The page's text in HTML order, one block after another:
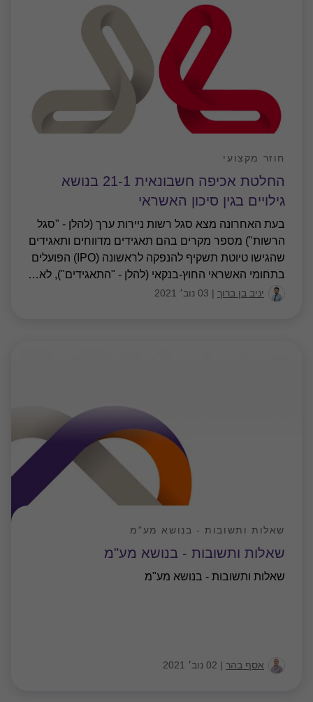
החלטת אכיפה חשבונאית 21-1 בנושא
גילויים בגין סיכון האשראי
חוזר מקצועי
בעת האחרונה מצא סגל רשות ניירות ערך (להלן - "סגל
הרשות") מספר מקרים בהם תאגידים מדווחים ותאגידים
שהגישו טיוטת תשקיף להנפקה לראשונה (IPO) הפועלים
בתחומי האשראי החוץ-בנקאי (להלן - "התאגידים"), לא…
יניב בן ברוך | 03 נוב׳ 2021
שאלות ותשובות - בנושא מע"מ
שאלות ותשובות - בנושא מע"מ
שאלות ותשובות - בנושא מע"מ
אסף בהר | 02 נוב׳ 2021